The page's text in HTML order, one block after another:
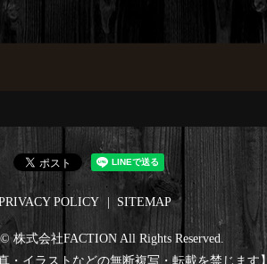
POLICY SITEMAP
株式会社FACTION All Rights Reserved.
・イラストなどの無断複写・転載を禁じます】